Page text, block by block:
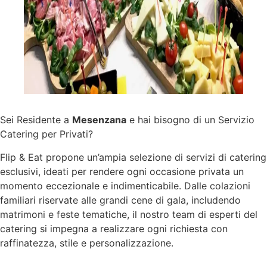
Sei Residente a Mesenzana e hai bisogno di un Servizio
Catering per Privati?
Flip & Eat propone un’ampia selezione di servizi di catering
esclusivi, ideati per rendere ogni occasione privata un
momento eccezionale e indimenticabile. Dalle colazioni
familiari riservate alle grandi cene di gala, includendo
matrimoni e feste tematiche, il nostro team di esperti del
catering si impegna a realizzare ogni richiesta con
raffinatezza, stile e personalizzazione.